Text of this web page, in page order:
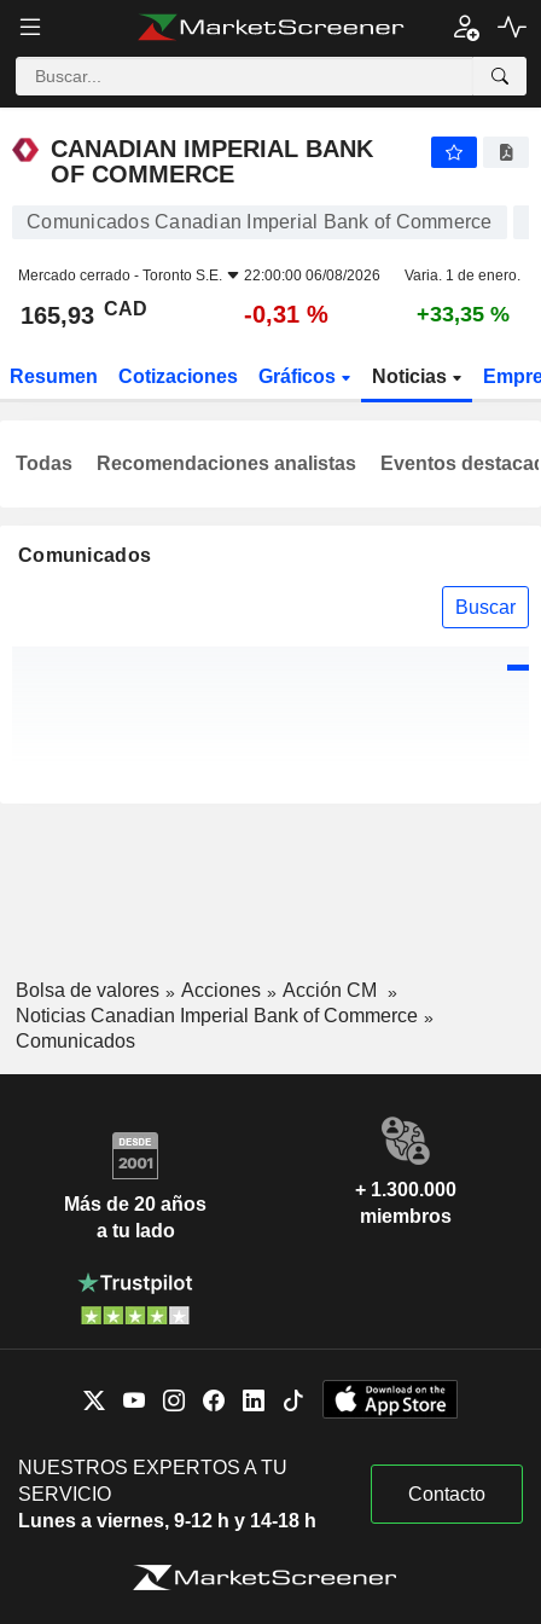
CANADIAN IMPERIAL BANK
OF COMMERCE
Comunicados Canadian Imperial Bank of Commerce
Mercado cerrado - Toronto S.E. 22:00:00 06/08/2026 Varia. 1 de enero.
165,93 CAD -0,31 % +33,35 %
Resumen Cotizaciones Gráficos Noticias
Comunicados
Buscar
Todas Recomendaciones analistas Eventos
Bolsa de valores Acciones
Acción CM
Noticias Canadian Imperial Bank of Commerce
Comunicados
Más de 20 años
a tu lado
+ 1.300.000
miembros
NUESTROS EXPERTOS A TU
SERVICIO
Lunes a viernes, 9-12 h y 14-18 h
Contacto